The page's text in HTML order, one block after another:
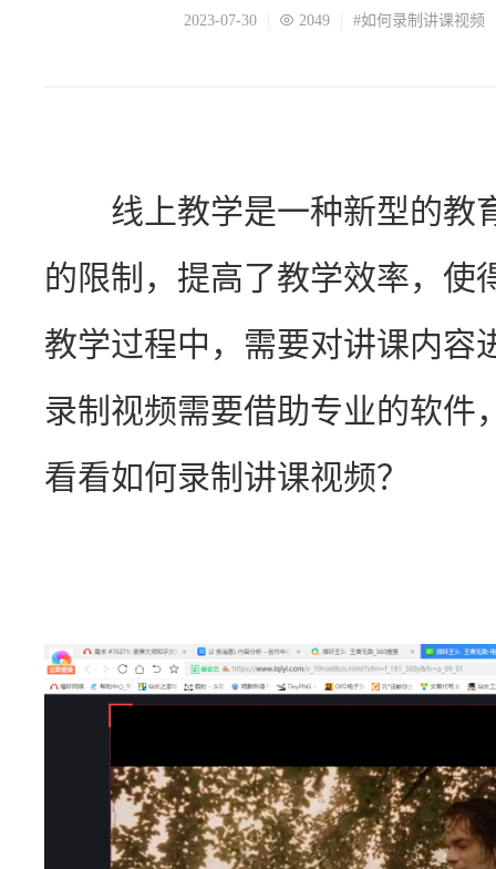
2023-07-30 2049 #如何录制讲课视频
线上教学是一种新型的教
的限制，提高了教学效率，使
教学过程中，需要对讲课内容
录制视频需要借助专业的软件
看看如何录制讲课视频？